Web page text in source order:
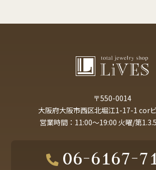
〒550-0014
大阪府大阪市西区北堀江1-17-1 cor
営業時間：11:00～19:00 火曜/第
06-6167-